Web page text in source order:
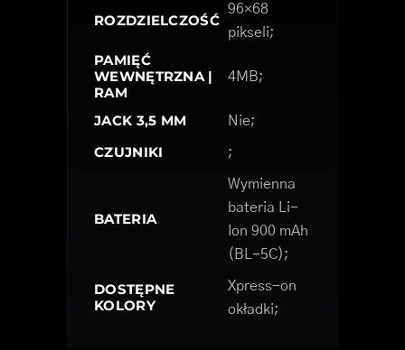
ROZDZIELCZOŚĆ
96×68
pikseli;
PAMIĘĆ
WEWNĘTRZNA |
RAM
4MB;
JACK 3,5 MM Nie;
CZUJNIKI ;
BATERIA
Wymienna
bateria Li-
Ion 900 mAh
(BL-5C);
DOSTĘPNE
KOLORY
Xpress-on
okładki;